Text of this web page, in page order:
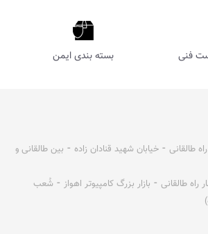
فنی بسته بندی ایمن
طالقانی ⁃ خیابان شهید قنادان زاده ⁃ بین طالقانی و
راه طالقانی ⁃ بازار بزرگ کامپیوتر اهواز ⁃ شُعب